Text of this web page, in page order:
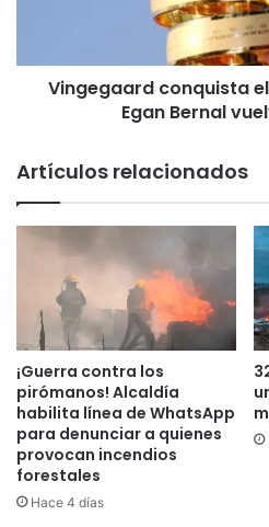
Bernal
vuelveVingegaard conquista
Egan Bernal
Artículos relacionados
¡Guerra contra los
pirómanos! Alcaldía
habilita línea de WhatsApp
para denunciar a quienes
provocan incendios
forestales
Hace 4 días